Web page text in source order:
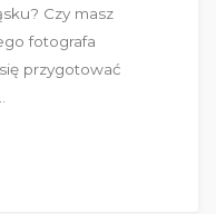
Czy masz
fotografa
przygotować